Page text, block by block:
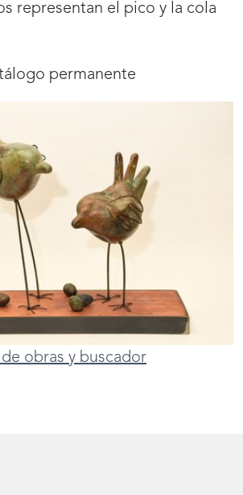
representan el pico y la cola
permanente
obras y buscador